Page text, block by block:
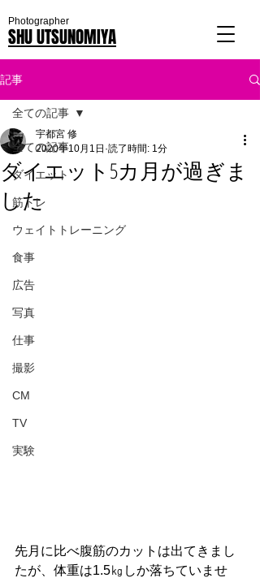
SHU UTSUNOMIYA
Photographer
記事
全ての記事
ダイエット
筋トレ
ウェイトトレーニング
食事
広告
写真
仕事
撮影
CM
TV
実験
全ての記事
ダイエット5カ月が過ぎま
した
宇都宮 修
2020年10月1日 読了時間: 1分
先月に比べ腹筋のカットは出てきまし
たが、体重は1.5㎏しか落ちていませ